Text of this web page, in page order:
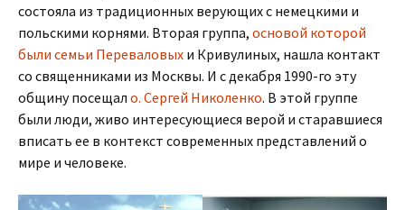
состояла из традиционных верующих с немецкими и
польскими корнями. Вторая группа, основой которой
были семьи Переваловых и Кривулиных, нашла контакт
со священниками из Москвы. И с декабря 1990-го эту
общину посещал о. Сергей Николенко. В этой группе
были люди, живо интересующиеся верой и старавшиеся
вписать ее в контекст современных представлений о
мире и человеке.